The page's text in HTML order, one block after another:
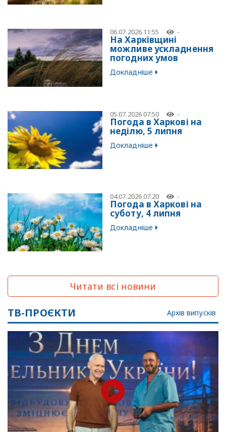
06.07.2026 11:55 -
На Харківщині
можливе ускладнення
погодних умов
Докладніше
05.07.2026 07:50 -
Погода в Харкові на
неділю, 5 липня
Докладніше
04.07.2026 07:20 -
Погода в Харкові на
суботу, 4 липня
Докладніше
Читати всі новини
ТВ-ПРОЄКТИ Архів випусків